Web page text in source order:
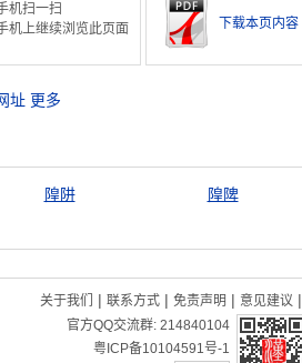
机扫一扫
机上继续浏览此页面
下载本页内容
址 更多
隍阱 隍陴
关于我们 | 联系方式 | 免责声明 | 意见建议 |
官方QQ交流群: 214840104
粤ICP备10104591号-1